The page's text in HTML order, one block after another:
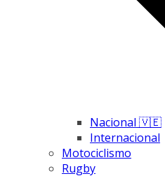
Nacional 🇻🇪
Internacional
Motociclismo
Rugby